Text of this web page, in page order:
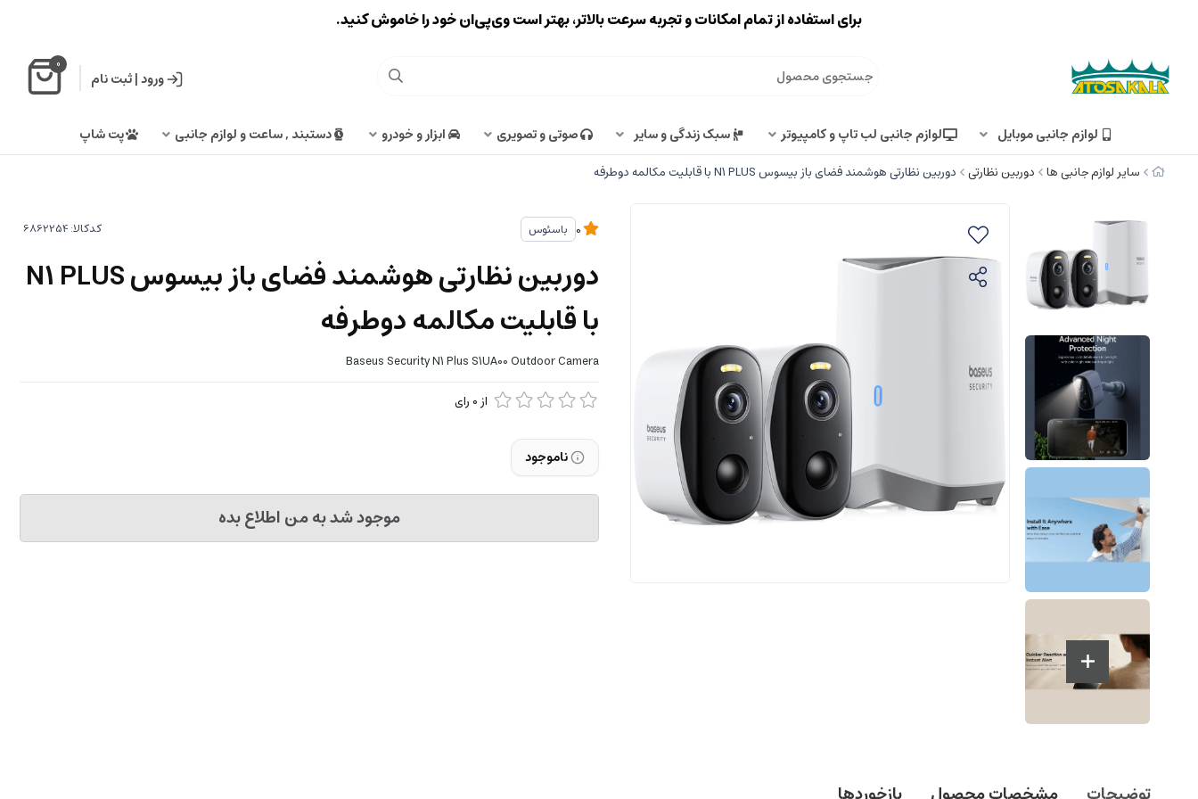
برای استفاده از تمام امکانات و تجربه سرعت بالاتر، بهتر است وی‌پی‌ان خود را خاموش کنید.
ورود|ثبت نام
0
لوازم جانبی موبایل لوازم جانبی لب تاپ و کامپیوتر سبک زندگی و سایر صوتی و تصویری ابزار و خودرو دستبند , ساعت و لوازم جانبی پت شاپ
سایر لوازم جانبی ها دوربین نظارتی دوربین نظارتی هوشمند فضای باز بیسوس N1 PLUS با قابلیت مکالمه دوطرفه
باسئوس کدکالا:
دوربین نظارتی هوشمند فضای باز بیسوس N1 PLUS
با قابلیت مکالمه دوطرفه
Baseus Security N1 Plus S1UA00 Outdoor Camera
از0 رای
ناموجود
موجود شد به من اطلاع بده